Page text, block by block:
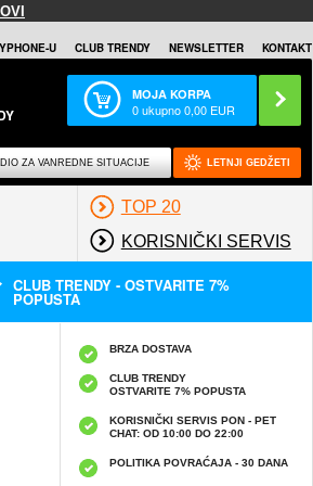
U CLUB TRENDY NEWSLETTER KONTAKT
MOJA KORPA
0ukupno0,00 EUR
ZA VANREDNE SITUACIJE LETNJI GEDŽETI
TOP 20
KORISNIČKI SERVIS
CLUB TRENDY - OSTVARITE 7%
POPUSTA
BRZA DOSTAVA
CLUB TRENDY
OSTVARITE 7% POPUSTA
KORISNIČKI SERVIS PON - PET
CHAT: OD 10:00 DO 22:00
POLITIKA POVRAĆAJA - 30 DANA